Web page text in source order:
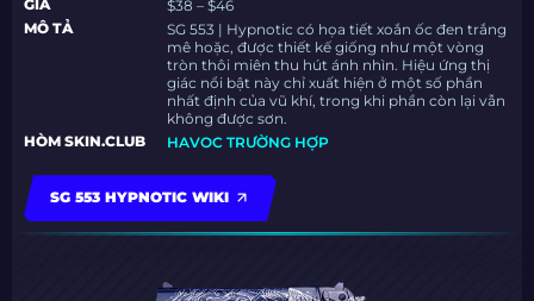
GIÁ
$38 – $46
MÔ TẢ
SG 553 | Hypnotic có họa tiết xoắn ốc đen trắng
mê hoặc, được thiết kế giống như một vòng
tròn thôi miên thu hút ánh nhìn. Hiệu ứng thị
giác nổi bật này chỉ xuất hiện ở một số phần
nhất định của vũ khí, trong khi phần còn lại vẫn
không được sơn.
HÒM SKIN.CLUB
HAVOC TRƯỜNG HỢP
SG 553 HYPNOTIC WIKI